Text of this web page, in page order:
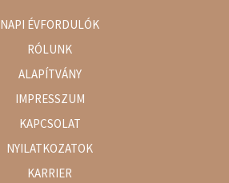
NAPI ÉVFORDULÓK
RÓLUNK
ALAPÍTVÁNY
IMPRESSZUM
KAPCSOLAT
NYILATKOZATOK
KARRIER